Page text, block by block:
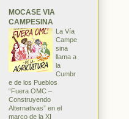
MOCASE VIA
CAMPESINA
La Vía
Campe
sina
llama a
la
Cumbr
e de los Pueblos
“Fuera OMC –
Construyendo
Alternativas” en el
marco de la XI